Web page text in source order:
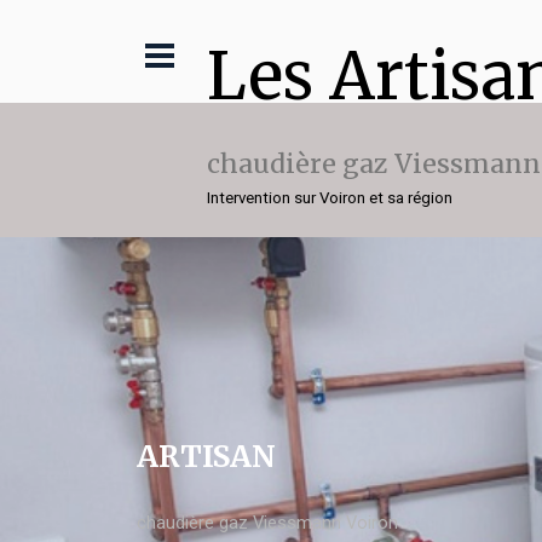
Les
chaudière gaz Viessmann
Intervention sur Voiron et sa région
ARTISAN
chaudière gaz Viessmann Voiron